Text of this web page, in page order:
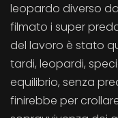
leopardo diverso
filmato i super
del lavoro è stato
tardi, leopardi,
equilibrio, senza
finirebbe per